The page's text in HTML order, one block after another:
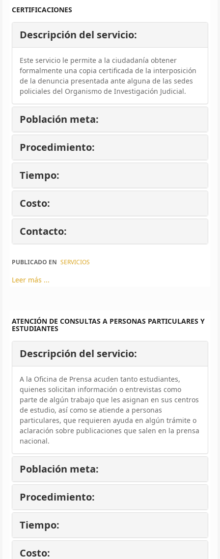
CERTIFICACIONES
Descripción del servicio:
Este servicio le permite a la ciudadanía obtener
formalmente una copia certificada de la interposición
de la denuncia presentada ante alguna de las sedes
policiales del Organismo de Investigación Judicial.
Población meta:
Procedimiento:
Tiempo:
Costo:
Contacto:
PUBLICADO EN SERVICIOS
Leer más ...
ATENCIÓN DE CONSULTAS A PERSONAS PARTICULARES Y
ESTUDIANTES
Descripción del servicio:
A la Oficina de Prensa acuden tanto estudiantes,
quienes solicitan información o entrevistas como
parte de algún trabajo que les asignan en sus centros
de estudio, así como se atiende a personas
particulares, que requieren ayuda en algún trámite o
aclaración sobre publicaciones que salen en la prensa
nacional.
Población meta:
Procedimiento:
Tiempo:
Costo: